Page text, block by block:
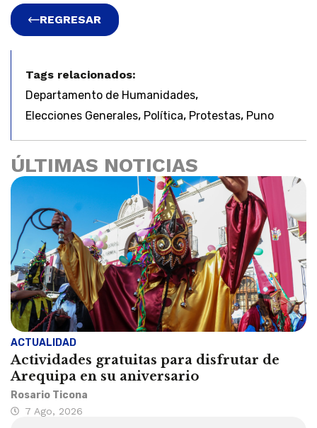
REGRESAR
Tags relacionados:
Departamento de Humanidades,
Elecciones Generales, Política, Protestas, Puno
ÚLTIMAS NOTICIAS
ACTUALIDAD
Actividades gratuitas para disfrutar de
Arequipa en su aniversario
Rosario Ticona
7 Ago, 2026